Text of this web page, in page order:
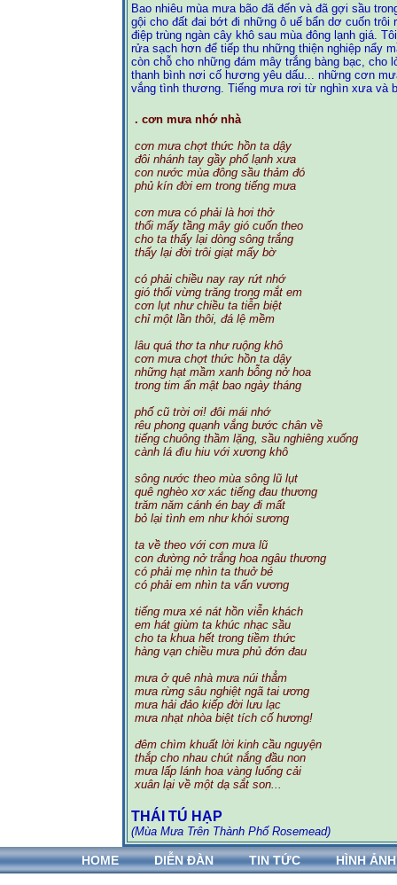
Bao nhiêu mùa mưa bão đã đến và đã gợi sầu
gội cho đất đai bớt đi những ô uế bẩn dơ cuốn
điệp trùng ngàn cây khô sau mùa đông lạnh giá.
rửa sạch hơn để tiếp thu những thiện nghiệp nẩy
còn chỗ cho những đám mây trắng bàng bạc, cho
thanh bình nơi cố hương yêu dấu... những cơn
vắng tình thương. Tiếng mưa rơi từ nghìn xưa và
. cơn mưa nhớ nhà
cơn mưa chợt thức hồn ta dậy
đôi nhánh tay gầy phố lạnh xưa
con nước mùa đông sầu thảm đó
phủ kín đời em trong tiếng mưa
cơn mưa có phải là hơi thở
thổi mấy tầng mây gió cuốn theo
cho ta thấy lại dòng sông trắng
thấy lại đời trôi giạt mấy bờ
có phải chiều nay ray rứt nhớ
gió thổi vừng trăng trong mắt em
cơn lụt như chiều ta tiễn biệt
chỉ một lần thôi, đá lệ mềm
lâu quá thơ ta như ruộng khô
cơn mưa chợt thức hồn ta dậy
những hạt mầm xanh bỗng nở hoa
trong tim ẩn mật bao ngày tháng
phố cũ trời ơi! đôi mái nhớ
rêu phong quạnh vắng bước chân về
tiếng chuông thầm lặng, sầu nghiêng xuống
cành lá đìu hiu với xương khô
sông nước theo mùa sông lũ lụt
quê nghèo xơ xác tiếng đau thương
trăm năm cánh én bay đi mất
bỏ lại tình em như khói sương
ta về theo với cơn mưa lũ
con đường nở trắng hoa ngâu thương
có phải mẹ nhìn ta thuở bé
có phải em nhìn ta vấn vương
tiếng mưa xé nát hồn viễn khách
em hát giùm ta khúc nhạc sầu
cho ta khua hết trong tiềm thức
hàng vạn chiều mưa phủ đớn đau
mưa ở quê nhà mưa núi thẳm
mưa rừng sâu nghiệt ngã tai ương
mưa hải đảo kiếp đời lưu lạc
mưa nhạt nhòa biệt tích cố hương!
đêm chìm khuất lời kinh cầu nguyện
thắp cho nhau chút nắng đầu non
mưa lấp lánh hoa vàng luống cải
xuân lại về một dạ sắt son...
THÁI TÚ HẠP
(Mùa Mưa Trên Thành Phố Rosemead)
HOME DIỄN ĐÀN TIN TỨC HÌNH ẢNH